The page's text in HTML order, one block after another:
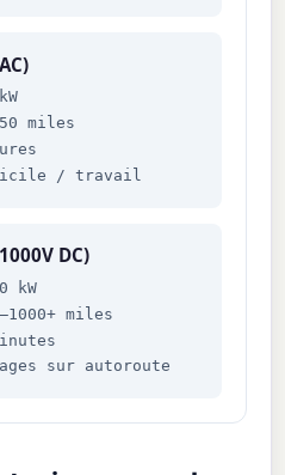
miles
/ travail
DC)
kW
miles
sur autoroute